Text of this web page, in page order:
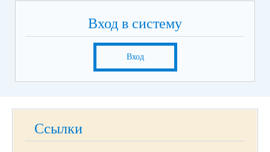
Вход в систему
Вход
Ссылки